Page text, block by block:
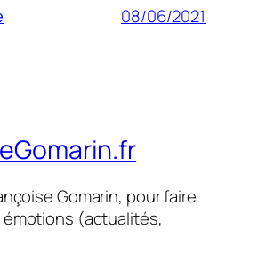
08/06/2021
Gomarin, pour faire
(actualités,